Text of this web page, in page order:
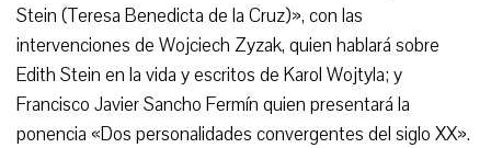
Stein (Teresa Benedicta de la Cruz)», con las
intervenciones de Wojciech Zyzak, quien hablará sobre
Edith Stein en la vida y escritos de Karol Wojtyla; y
Francisco Javier Sancho Fermín quien presentará la
ponencia «Dos personalidades convergentes del siglo XX».